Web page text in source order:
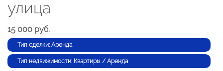
улица
15 000 руб.
Тип сделки: Аренда
Тип недвижимости: Квартиры / Аренда